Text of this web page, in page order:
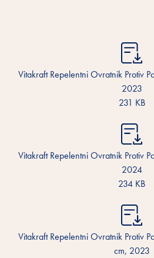
Vitakraft Repelentni Ovratnik Protiv
2023
231 KB
Vitakraft Repelentni Ovratnik Protiv
2024
234 KB
Vitakraft Repelentni Ovratnik Protiv
cm, 2023